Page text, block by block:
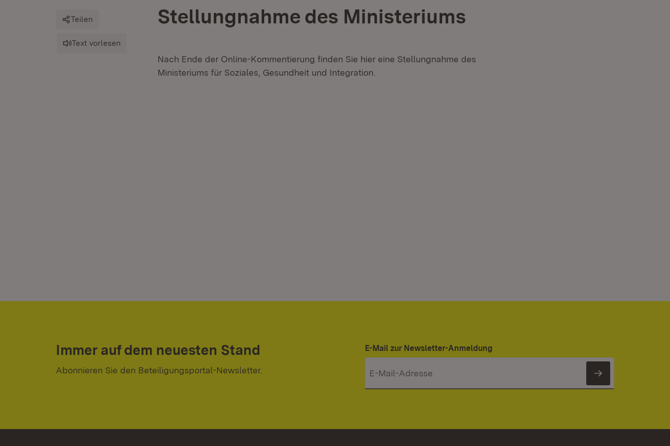
Stellungnahme des Ministeriums
Teilen
Text vorlesen
Nach Ende der Online-Kommentierung finden Sie hier eine Stellungnahme des
Ministeriums für Soziales, Gesundheit und Integration.
Immer auf dem neuesten Stand
Abonnieren Sie den Beteiligungsportal-Newsletter.
E-Mail zur Newsletter-Anmeldung
Newsletter